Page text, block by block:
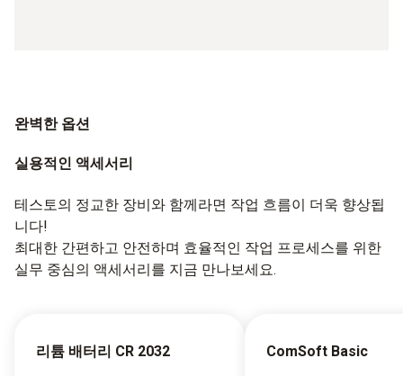
완벽한 옵션
실용적인 액세서리
테스토의 정교한 장비와 함께라면 작업 흐름이 더욱 향상됩
니다!
최대한 간편하고 안전하며 효율적인 작업 프로세스를 위한
실무 중심의 액세서리를 지금 만나보세요.
리튬 배터리 CR 2032 ComSoft Basic